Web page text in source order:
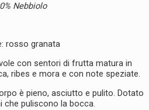
Nebbiolo
rosso granata
con sentori di frutta matura in
ribes e mora e con note speziate.
è pieno, asciutto e pulito. Dotato
che puliscono la bocca.